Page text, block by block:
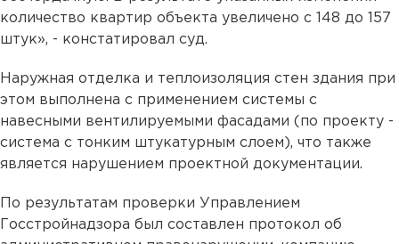
количество квартир объекта увеличено с 148 до 157
штук», - констатировал суд.
Наружная отделка и теплоизоляция стен здания при
этом выполнена с применением системы с
навесными вентилируемыми фасадами (по проекту -
система с тонким штукатурным слоем), что также
является нарушением проектной документации.
По результатам проверки Управлением
Госстройнадзора был составлен протокол об